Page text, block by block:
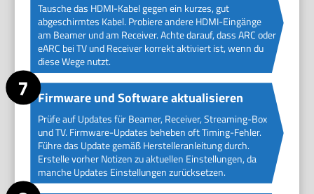
Tausche das HDMI-Kabel gegen ein kurzes, gut
abgeschirmtes Kabel. Probiere andere HDMI-Eingänge
am Beamer und am Receiver. Achte darauf, dass ARC oder
eARC bei TV und Receiver korrekt aktiviert ist, wenn du
diese Wege nutzt.
Firmware und Software aktualisieren
Prüfe auf Updates für Beamer, Receiver, Streaming-Box
und TV. Firmware-Updates beheben oft Timing-Fehler.
Führe das Update gemäß Herstelleranleitung durch.
Erstelle vorher Notizen zu aktuellen Einstellungen, da
manche Updates Einstellungen zurücksetzen.